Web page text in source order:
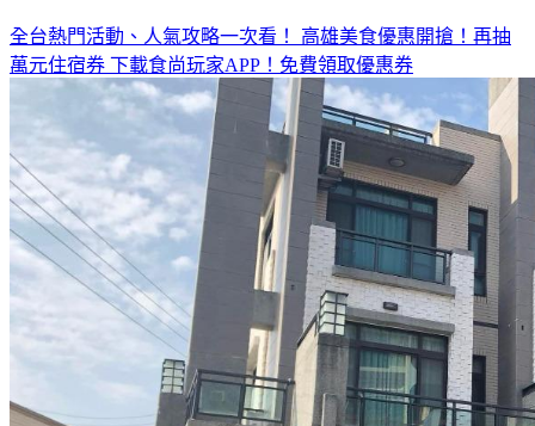
全台熱門活動、人氣攻略一次看！ 高雄美食優惠開搶！再抽
萬元住宿券 下載食尚玩家APP！免費領取優惠券